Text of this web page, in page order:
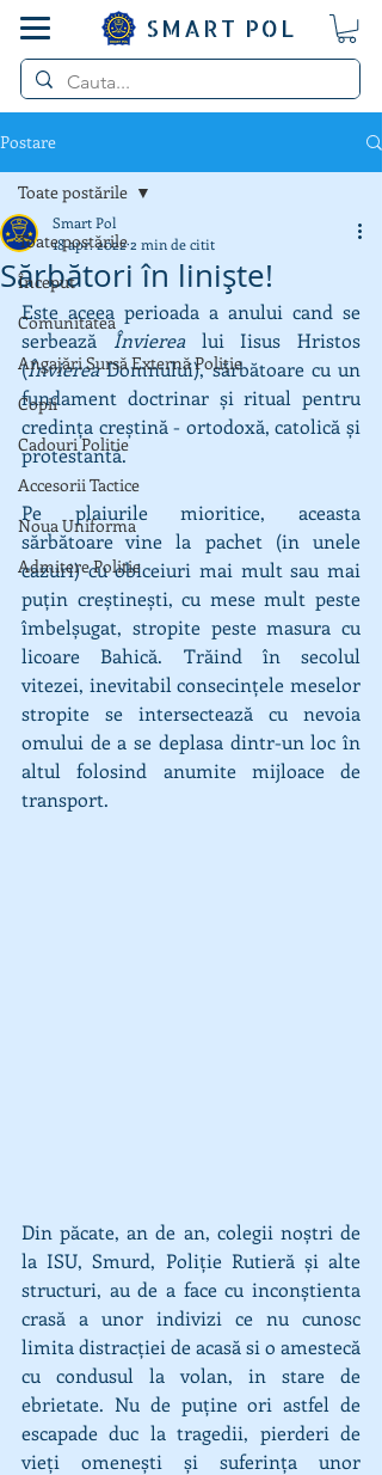
SMART POL
Postare
Toate postările
Început
Comunitatea
Angajări Sursă Externă Poliție
Copii
Cadouri Politie
Accesorii Tactice
Noua Uniforma
Admitere Politie
Toate postările
Sărbători în liniște!
Smart Pol
18 apr. 20222 min de citit
Este aceea perioada a anului cand se
serbează Învierea lui Iisus Hristos
(Învierea Domnului), sărbătoare cu un
fundament doctrinar și ritual pentru
credința creștină - ortodoxă, catolică și
protestantă.
Pe plaiurile mioritice, aceasta
sărbătoare vine la pachet (in unele
cazuri) cu obiceiuri mai mult sau mai
puțin creștinești, cu mese mult peste
îmbelșugat, stropite peste masura cu
licoare Bahică. Trăind în secolul
vitezei, inevitabil consecințele meselor
stropite se intersectează cu nevoia
omului de a se deplasa dintr-un loc în
altul folosind anumite mijloace de
transport.
Din păcate, an de an, colegii noștri de
la ISU, Smurd, Poliție Rutieră și alte
structuri, au de a face cu inconștienta
crasă a unor indivizi ce nu cunosc
limita distracției de acasă si o amestecă
cu condusul la volan, in stare de
ebrietate. Nu de puține ori astfel de
escapade duc la tragedii, pierderi de
vieți omenești și suferința unor